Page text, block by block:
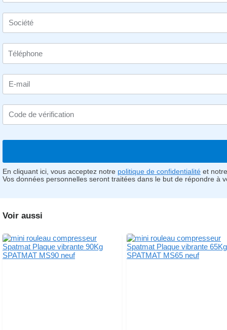
Société
E-mail
Code de vérification
En cliquant ici, vous acceptez notre politique de confidentialité et
Vos données personnelles seront traitées dans le but de répondre à
Voir aussi